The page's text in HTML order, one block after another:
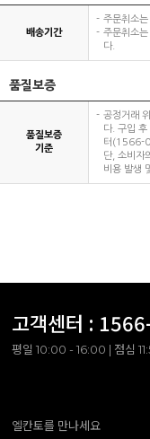
배송기간
주문취소
주문취소
다.
품질보증
품질보증
기준
공정거래
다. 구입
터(1566-
단, 소비자
비용 발생
고객센터 :
평일 10:00 - 16:00 | 점심
엘칸토를 만나세요